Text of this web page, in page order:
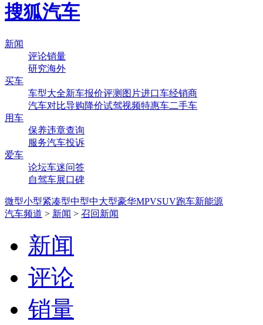
搜狐汽车
新闻
评论销量
研究海外
买车
车型大全新车报价评测 图片进口车经销商
汽车对比导购降价试驾视频特惠车二手车
用车
保养违章查询
服务汽车投诉
爱车
论坛车迷问答
自驾车展口碑
微型小型紧凑型中型中大型豪华MPVSUV跑车新能源
汽车频道 > 新闻 > 召回新闻
新闻
评论
销量